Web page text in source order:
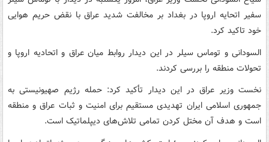
سفیر اتحایه اروپا در بغداد بر مخالفت شدید عراق با نقض حریم هوایی
خود تاکید کرد.
السودانی و توماس سیلر در این دیدار روابط میان عراق و اتحادیه اروپا و
تحولات منطقه را بررسی کردند.
نخست وزیر عراق در این دیدار تأکید کرد: حمله رژیم صهیونیستی به
جمهوری اسلامی ایران تهدیدی مستقیم برای امنیت و ثبات عراق و منطقه
است و هدف آن مختل کردن تمامی تلاش‌های دیپلماتیک است.